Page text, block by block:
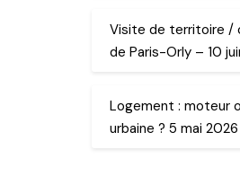
Visite de territoire /
de Paris-Orly – 10
Logement : moteur
urbaine ? 5 mai 2026